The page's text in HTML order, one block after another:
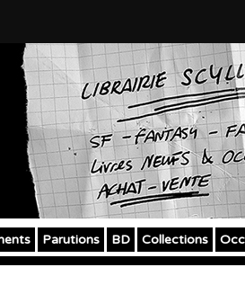
Parutions BD Collections